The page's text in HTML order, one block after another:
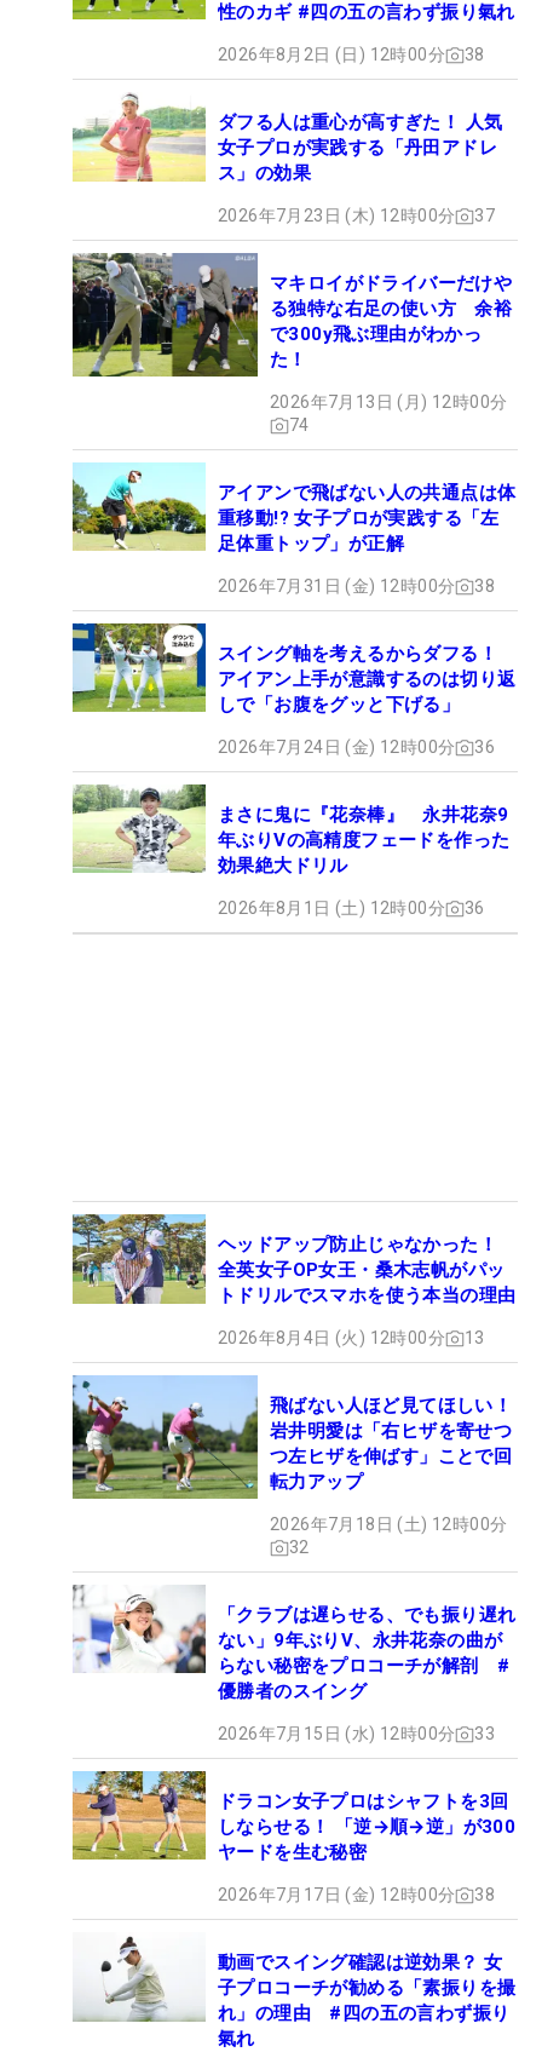
性のカギ #四の五の言わず振り氣れ
2026年8月2日 (日) 12時00分 38
ダフる人は重心が高すぎた！ 人気
女子プロが実践する「丹田アドレ
ス」の効果
2026年7月23日 (木) 12時00分 37
マキロイがドライバーだけや
る独特な右足の使い方 余裕
で300y飛ぶ理由がわかっ
た！
2026年7月13日 (月) 12時00分
74
アイアンで飛ばない人の共通点は体
重移動!? 女子プロが実践する「左
足体重トップ」が正解
2026年7月31日 (金) 12時00分 38
スイング軸を考えるからダフる！
アイアン上手が意識するのは切り返
しで「お腹をグッと下げる」
2026年7月24日 (金) 12時00分 36
まさに鬼に『花奈棒』 永井花奈9
年ぶりVの高精度フェードを作った
効果絶大ドリル
2026年8月1日 (土) 12時00分 36
ヘッドアップ防止じゃなかった！
全英女子OP女王・桑木志帆がパッ
トドリルでスマホを使う本当の理由
2026年8月4日 (火) 12時00分 13
飛ばない人ほど見てほしい！
岩井明愛は「右ヒザを寄せつ
つ左ヒザを伸ばす」ことで回
転力アップ
2026年7月18日 (土) 12時00分
32
「クラブは遅らせる、でも振り遅れ
ない」9年ぶりV、永井花奈の曲が
らない秘密をプロコーチが解剖 #
優勝者のスイング
2026年7月15日 (水) 12時00分 33
ドラコン女子プロはシャフトを3回
しならせる！ 「逆→順→逆」が300
ヤードを生む秘密
2026年7月17日 (金) 12時00分 38
動画でスイング確認は逆効果？ 女
子プロコーチが勧める「素振りを撮
れ」の理由 #四の五の言わず振り
氣れ